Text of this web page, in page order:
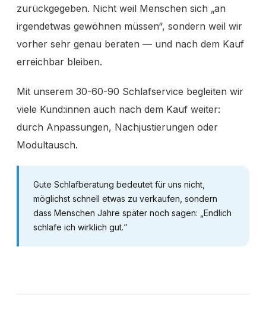
zurückgegeben. Nicht weil Menschen sich „an
irgendetwas gewöhnen müssen“, sondern weil wir
vorher sehr genau beraten — und nach dem Kauf
erreichbar bleiben.
Mit unserem 30-60-90 Schlafservice begleiten wir
viele Kund:innen auch nach dem Kauf weiter:
durch Anpassungen, Nachjustierungen oder
Modultausch.
Gute Schlafberatung bedeutet für uns nicht,
möglichst schnell etwas zu verkaufen, sondern
dass Menschen Jahre später noch sagen: „Endlich
schlafe ich wirklich gut.“